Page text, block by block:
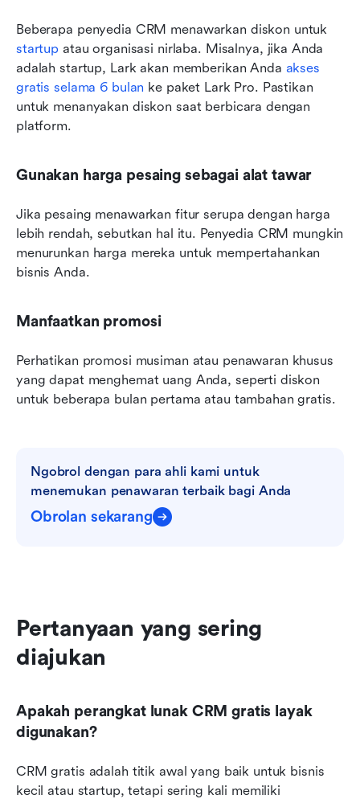
startup atau organisasi nirlaba. Misalnya, jika Anda
adalah startup, Lark akan memberikan Anda akses
gratis selama 6 bulan ke paket Lark Pro. Pastikan
untuk menanyakan diskon saat berbicara dengan
platform.
Gunakan harga pesaing sebagai alat tawar
Jika pesaing menawarkan fitur serupa dengan harga
lebih rendah, sebutkan hal itu. Penyedia CRM mungkin
menurunkan harga mereka untuk mempertahankan
bisnis Anda.
Manfaatkan promosi
Perhatikan promosi musiman atau penawaran khusus
yang dapat menghemat uang Anda, seperti diskon
untuk beberapa bulan pertama atau tambahan gratis.
Ngobrol dengan para ahli kami untuk
menemukan penawaran terbaik bagi Anda
Obrolan sekarang
Pertanyaan yang sering
diajukan
Apakah perangkat lunak CRM gratis layak
digunakan?
CRM gratis adalah titik awal yang baik untuk bisnis
kecil atau startup, tetapi sering kali memiliki